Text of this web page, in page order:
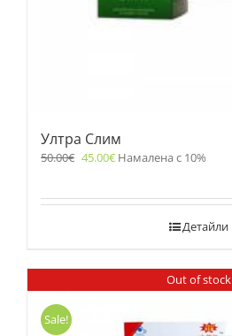
Ултра Слим
50.00€ 45.00€ Намалена с 10%
Детайли
Out of stock
Sale!